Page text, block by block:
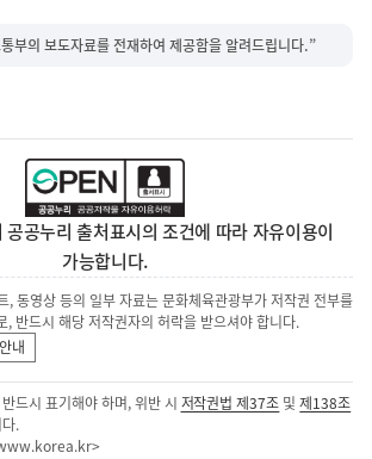
부의 보도자료를 전재하여 제공함을 알려드립니다.”
공누리 출처표시의 조건에 따라 자유이용이
가능합니다.
, 동영상 등의 일부 자료는 문화체육관광부가 저작권 전부를
, 반드시 해당 저작권자의 허락을 받으셔야 합니다.
내
드시 표기해야 하며, 위반 시 저작권법 제37조 및제138조
.
>